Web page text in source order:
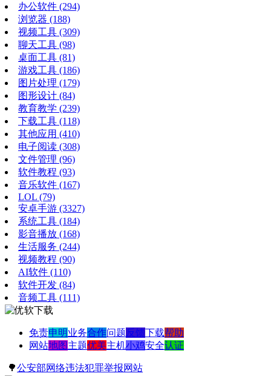
办公软件 (294)
浏览器 (188)
视频工具 (309)
聊天工具 (98)
桌面工具 (81)
游戏工具 (186)
图片处理 (179)
图形设计 (84)
教育教学 (239)
下载工具 (118)
其他应用 (410)
电子阅读 (308)
文件管理 (96)
软件教程 (93)
音乐软件 (167)
LOL (79)
安卓手游 (3327)
系统工具 (184)
影音播放 (168)
生活服务 (244)
视频教程 (90)
AI软件 (110)
软件开发 (84)
音频工具 (111)
免责申明业务合作问题反馈下载帮助
网站地图 主题优美主机小鸡安全认证
🌳公安部网络违法犯罪举报网站